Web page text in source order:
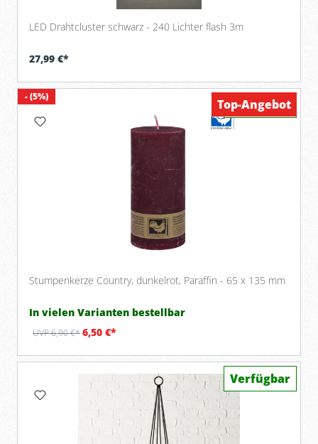
LED Drahtcluster schwarz - 240 Lichter flash 3m
27,99 €*
- (5%)
Stumpenkerze Country, dunkelrot, Paraffin - 65 x 135 mm
In vielen Varianten bestellbar
UVP 6,90 €*6,50 €*
Verfügbar
Top-Angebot
Verfügbar